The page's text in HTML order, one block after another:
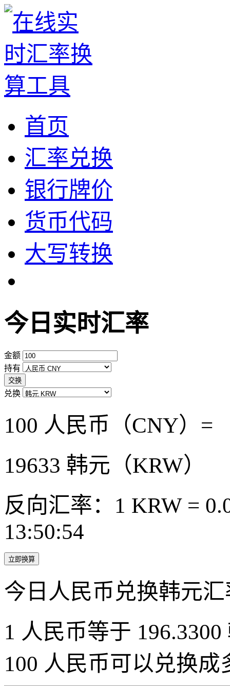
首页
汇率兑换
银行牌价
货币代码
大写转换
今日实时汇率
金额
持有
交换
兑换
100 人民币（CNY）=
19633 韩元（KRW）
反向汇率：1 KRW =
13:50:54
立即换算
今日人民币兑换韩元
1 人民币等于
100 人民币可以兑换成